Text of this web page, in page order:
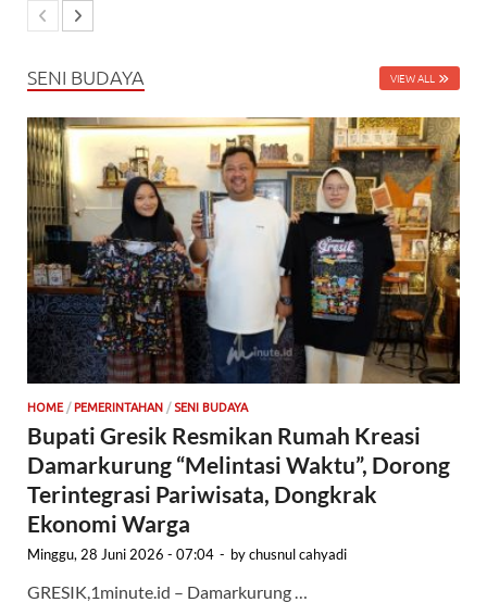
SENI BUDAYA VIEW ALL
HOME/ PEMERINTAHAN /SENI BUDAYA
Bupati Gresik Resmikan Rumah Kreasi
Damarkurung “Melintasi Waktu”, Dorong
Terintegrasi Pariwisata, Dongkrak
Ekonomi Warga
Minggu, 28 Juni 2026 - 07:04 - bychusnul cahyadi
GRESIK,1minute.id – Damarkurung …